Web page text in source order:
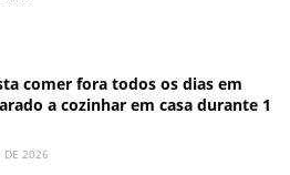
comer fora todos os dias em
a cozinhar em casa durante 1
DE 2026